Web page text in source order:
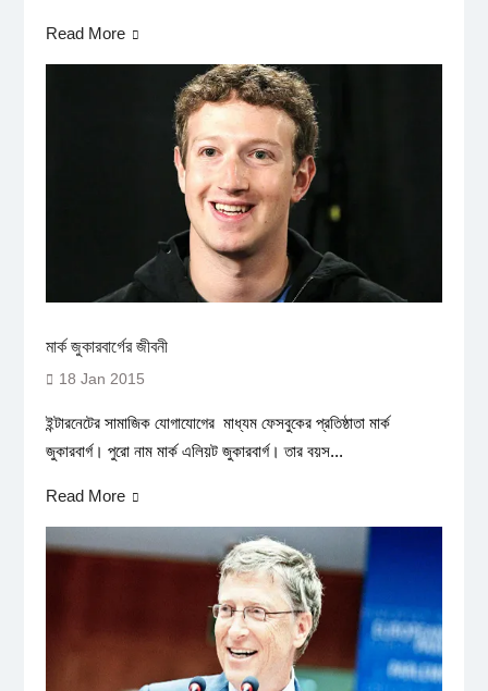
Read More
মার্ক জুকারবার্গের জীবনী
18 Jan 2015
ইন্টারনেটের সামাজিক যোগাযোগের মাধ্যম ফেসবুকের প্রতিষ্ঠাতা মার্ক
জুকারবার্গ। পুরো নাম মার্ক এলিয়ট জুকারবার্গ। তার বয়স...
Read More